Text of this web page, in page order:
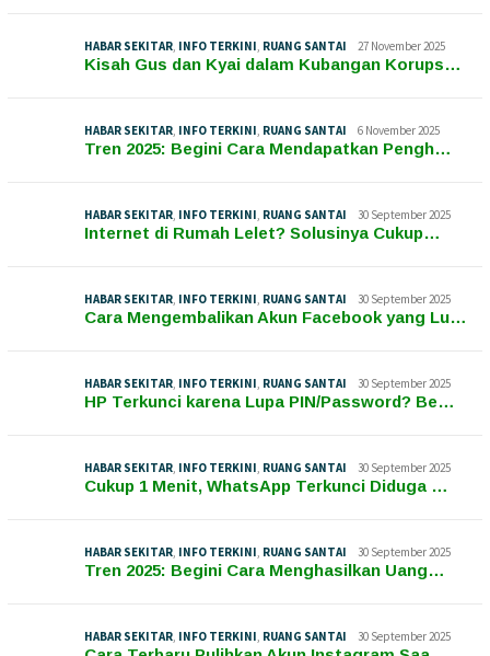
HABAR SEKITAR INFO TERKINI RUANG SANTAI 27 November 2025
Kisah Gus dan Kyai dalam Kubangan Korups…
HABAR SEKITAR INFO TERKINI RUANG SANTAI 6 November 2025
Tren 2025: Begini Cara Mendapatkan Pengh…
HABAR SEKITAR INFO TERKINI RUANG SANTAI 30 September 2025
Internet di Rumah Lelet? Solusinya Cukup…
HABAR SEKITAR INFO TERKINI RUANG SANTAI 30 September 2025
Cara Mengembalikan Akun Facebook yang Lu…
HABAR SEKITAR INFO TERKINI RUANG SANTAI 30 September 2025
HP Terkunci karena Lupa PIN/Password? Be…
HABAR SEKITAR INFO TERKINI RUANG SANTAI 30 September 2025
Cukup 1 Menit, WhatsApp Terkunci Diduga …
HABAR SEKITAR INFO TERKINI RUANG SANTAI 30 September 2025
Tren 2025: Begini Cara Menghasilkan Uang…
HABAR SEKITAR INFO TERKINI RUANG SANTAI 30 September 2025